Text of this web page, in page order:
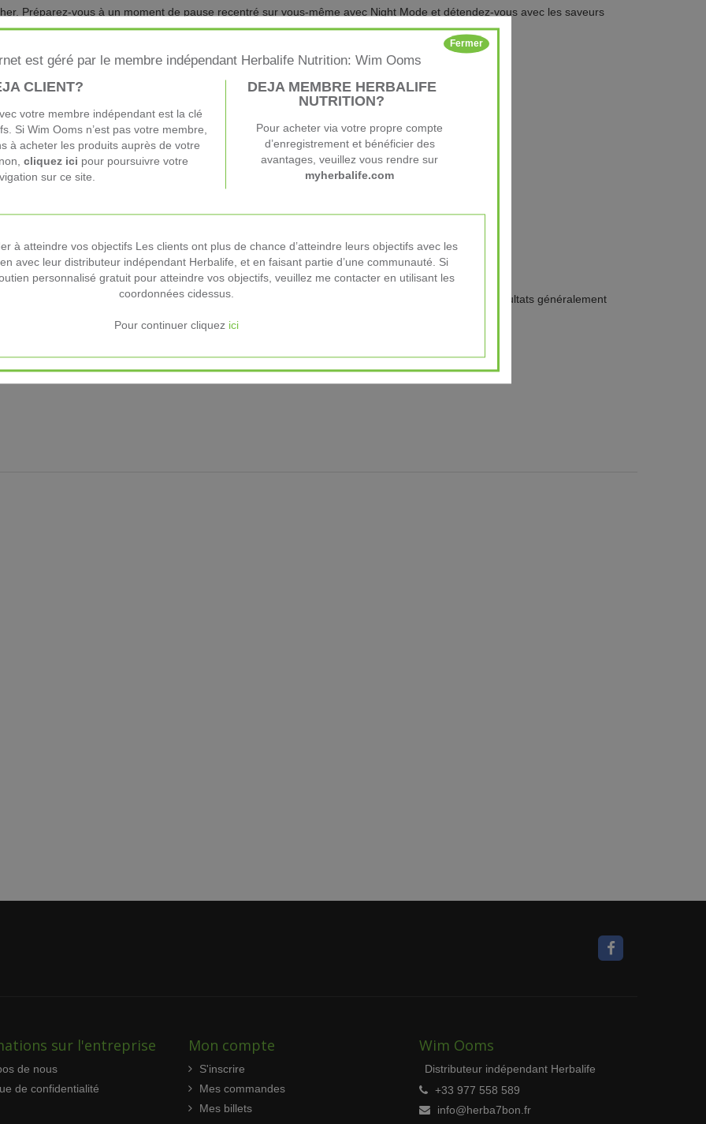
Préparez-vous à un moment de pause recentré sur vous-même avec Night Mode et détendez-vous avec les saveurs
lendemain prendra une nouvelle couleur.
unique, scientifiquement étudié pour améliorer la qualité du sommeil en seulement 7 jours*.
normal du système nerveux
normal du système nerveux et à réduire la fatigue.
artificiels
ou chaude (environ 150 ml), mélangez et dégustez environ une heure avant le coucher.
pas de cuillère. Commandez votre cuillère doseuse ecofriendly et durable Réf. 2B08.
et variée, et d’un mode de vie sain et actif.
quotidienne de 28 mg d'extrait de safran, d'après les résultats de l'essai clinique. ** Résultats généralement
28 mg d'extrait de safran, d'après les résultats de l'essai clinique.
sur l'entreprise
de nous
de confidentialité
Mon compte
S'inscrire
Mes commandes
Mes billets
Wim Ooms
Distributeur indépendant Herbalife
+33 977 558 589
info@herba7bon.fr
Fermer
est géré par le membre indépendant Herbalife Nutrition: Wim Ooms
CLIENT?
votre membre indépendant est la clé
Si Wim Ooms n’est pas votre membre,
à acheter les produits auprès de votre
cliquez ici pour poursuivre votre
sur ce site.
DEJA MEMBRE HERBALIFE
NUTRITION?
Pour acheter via votre propre compte
d’enregistrement et bénéficier des
avantages, veuillez vous rendre sur
myherbalife.com
à atteindre vos objectifs Les clients ont plus de chance d’atteindre leurs objectifs avec les
avec leur distributeur indépendant Herbalife, et en faisant partie d’une communauté. Si
personnalisé gratuit pour atteindre vos objectifs, veuillez me contacter en utilisant les
coordonnées cidessus.
Pour continuer cliquez ici